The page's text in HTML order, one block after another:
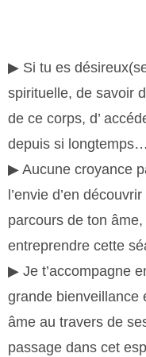
▶︎ Si tu es
spirituelle, de savoir
de ce corps, d’
depuis si
▶︎ Aucune croyance
l’envie d’en
parcours de ton
entreprendre cette
▶︎ Je t’accompagne
grande bienveillance
âme au travers de
passage dans cet